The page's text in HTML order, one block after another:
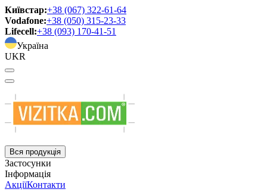
Київстар:+38 (067) 322-61-64
Vodafone:+38 (050) 315-23-33
Lifecell:+38 (093) 170-41-51
Україна
UKR
Вся продукція
Застосунки
Інформація
АкціїКонтакти